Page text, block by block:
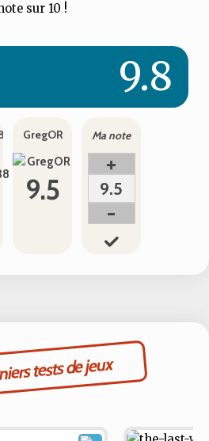
sur 10 !
9.8
GregOR
9.5
Ma note
+
9.5
-
tests de jeux